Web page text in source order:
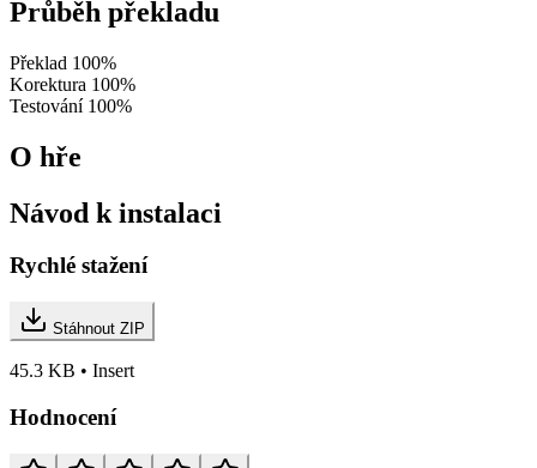
Průběh překladu
Překlad 100%
Korektura 100%
Testování 100%
O hře
Návod k instalaci
Rychlé stažení
Stáhnout ZIP
45.3 KB • Insert
Hodnocení